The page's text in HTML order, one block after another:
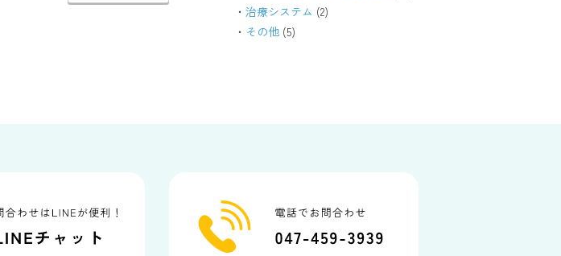
治療システム (2)
その他 (5)